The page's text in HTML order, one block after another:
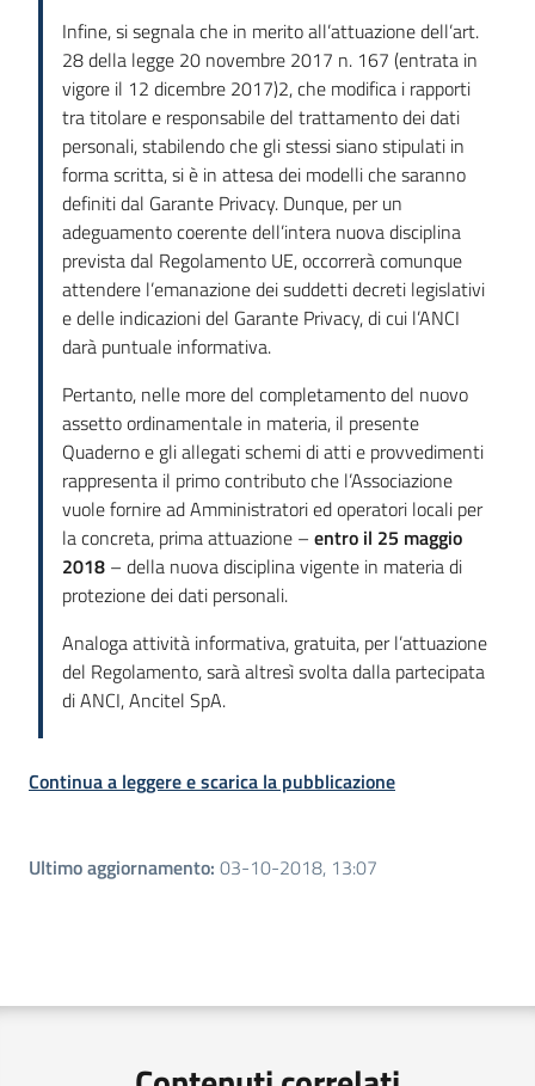
Infine, si segnala che in merito all’attuazione dell’art.
28 della legge 20 novembre 2017 n. 167 (entrata in
vigore il 12 dicembre 2017)2, che modifica i rapporti
tra titolare e responsabile del trattamento dei dati
personali, stabilendo che gli stessi siano stipulati in
forma scritta, si è in attesa dei modelli che saranno
definiti dal Garante Privacy. Dunque, per un
adeguamento coerente dell’intera nuova disciplina
prevista dal Regolamento UE, occorrerà comunque
attendere l’emanazione dei suddetti decreti legislativi
e delle indicazioni del Garante Privacy, di cui l’ANCI
darà puntuale informativa.
Pertanto, nelle more del completamento del nuovo
assetto ordinamentale in materia, il presente
Quaderno e gli allegati schemi di atti e provvedimenti
rappresenta il primo contributo che l’Associazione
vuole fornire ad Amministratori ed operatori locali per
la concreta, prima attuazione – entro il 25 maggio
2018 – della nuova disciplina vigente in materia di
protezione dei dati personali.
Analoga attività informativa, gratuita, per l’attuazione
del Regolamento, sarà altresì svolta dalla partecipata
di ANCI, Ancitel SpA.
Continua a leggere e scarica la pubblicazione
Ultimo aggiornamento: 03-10-2018, 13:07